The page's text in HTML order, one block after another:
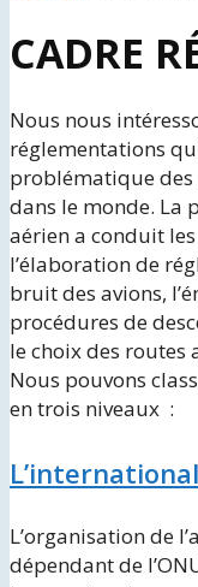
CADRE
Nous nous
réglementations
problématique des
dans le monde. La
aérien a conduit
l’élaboration de
bruit des avions,
procédures de
le choix des routes
Nous pouvons
en trois niveaux :
L’international
L’organisation de
dépendant de